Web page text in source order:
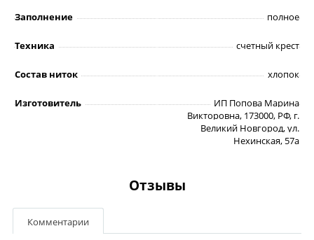
Заполнение полное
Техника счетный крест
Состав ниток хлопок
Изготовитель
ИП Попова Марина
Викторовна, 173000, РФ, г.
Великий Новгород, ул.
Нехинская, 57а
Отзывы
Комментарии